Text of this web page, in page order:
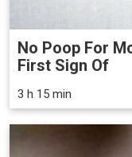
No Poop For
First Sign Of
3 h 15 min